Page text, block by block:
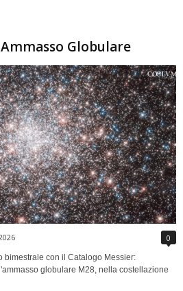
Ammasso Globulare
0
bimestrale con il Catalogo Messier:
globulare M28, nella costellazione